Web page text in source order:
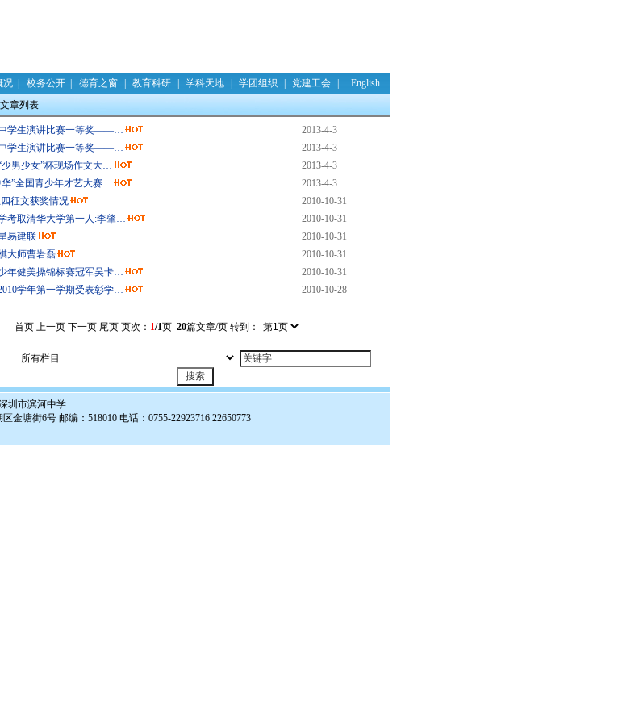
况 校务公开 德育之窗 教育科研 学科天地 学团组织 党建工会 English
章列表
学生演讲比赛一等奖——…
2013-4-3
学生演讲比赛一等奖——…
2013-4-3
少男少女”杯现场作文大…
2013-4-3
华”全国青少年才艺大赛…
2013-4-3
征文获奖情况
2010-10-31
考取清华大学第一人:李肇…
2010-10-31
易建联
2010-10-31
大师曹岩磊
2010-10-31
年健美操锦标赛冠军吴卡…
2010-10-31
学年第一学期受表彰学… 2010-10-28
首页 上一页 下一页 尾页 页次： 1/1页 20篇文章/页 转到：
圳市滨河中学
金塘街6号 邮编：518010 电话：0755-22923716 22650773